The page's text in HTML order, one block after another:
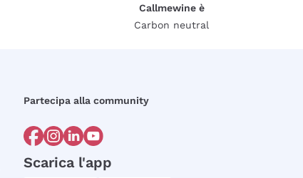
Callmewine è
Carbon neutral
Partecipa alla community
Scarica l'app